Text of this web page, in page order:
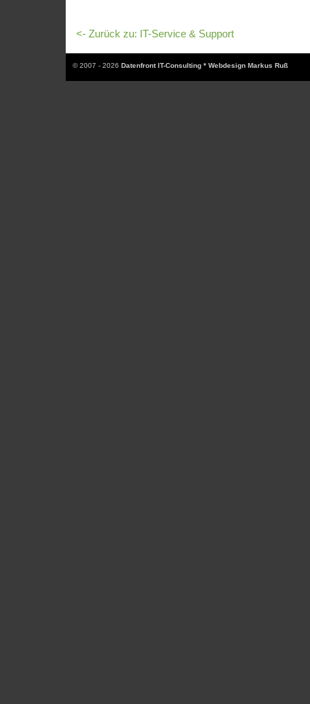
<- Zurück zu: IT-Service & Support
© 2007 - 2026 Datenfront IT-Consulting * Webdesign Markus Ruß